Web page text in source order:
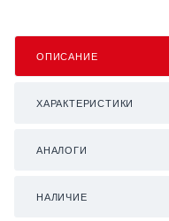
ОПИСАНИЕ
ХАРАКТЕРИСТИКИ
АНАЛОГИ
НАЛИЧИЕ